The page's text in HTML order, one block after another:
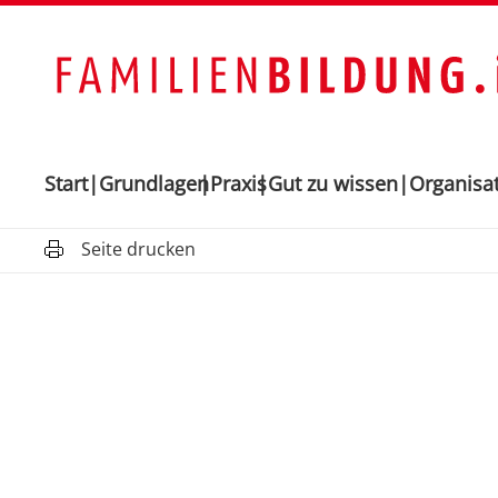
Start GrundlagenPraxisGut zu wissen
Seite drucken